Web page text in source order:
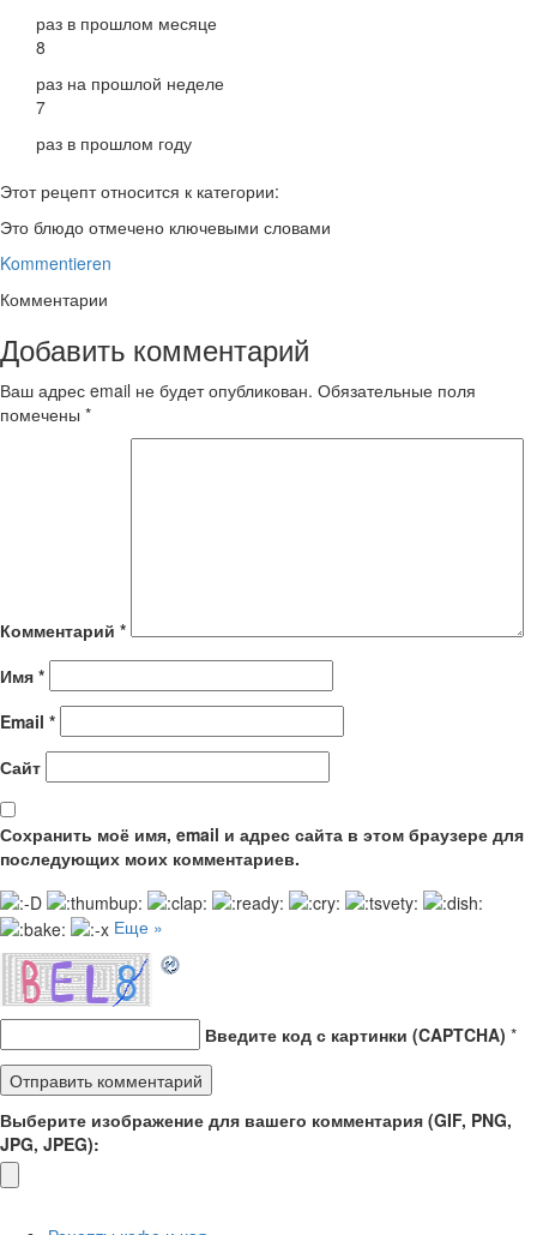
раз в прошлом месяце
8
раз на прошлой неделе
7
раз в прошлом году
Этот рецепт относится к категории:
Это блюдо отмечено ключевыми словами
Kommentieren
Комментарии
Добавить комментарий
Ваш адрес email не будет опубликован. Обязательные поля
помечены *
Комментарий *
Имя *
Email *
Сайт
Сохранить моё имя, email и адрес сайта в этом браузере для
последующих моих комментариев.
Еще »
Введите код с картинки (CAPTCHA) *
Выберите изображение для вашего комментария (GIF, PNG,
JPG, JPEG):